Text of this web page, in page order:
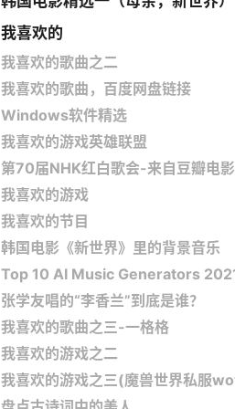
我喜欢的
我喜欢的歌曲之二
我喜欢的歌曲，百度网盘链接
Windows软件精选
我喜欢的游戏英雄联盟
第70届NHK红白歌会-来自豆瓣电影
我喜欢的游戏
我喜欢的节目
韩国电影《新世界》里的背景音乐
Top 10 AI Music Generators
张学友唱的“李香兰”到底是谁？
我喜欢的歌曲之三-一格格
我喜欢的游戏之二
我喜欢的游戏之三(魔兽世界私服